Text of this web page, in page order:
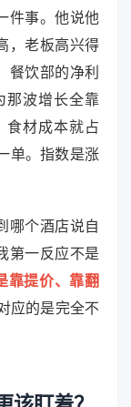
件事。他说他
，老板高兴得
餐饮部的净利
那波增长全靠
食材成本就占
单。指数是涨
哪个酒店说自
第一反应不是
靠提价、靠翻
应的是完全不